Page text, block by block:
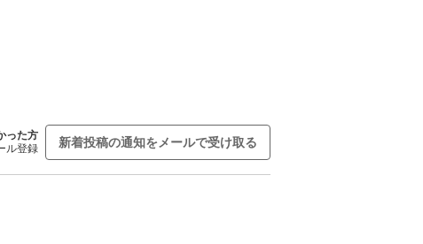
った方
ル登録
新着投稿の通知をメールで受け取る